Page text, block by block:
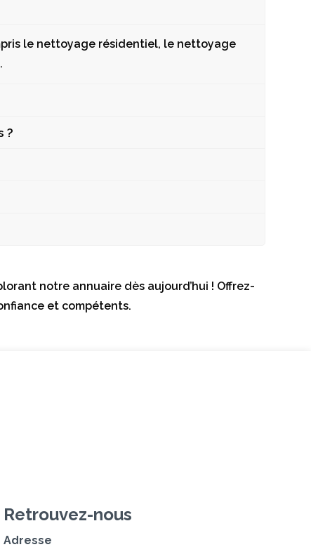
le nettoyage résidentiel, le nettoyage
?
notre annuaire dès aujourd’hui ! Offrez-
et compétents.
Retrouvez-nous
Adresse